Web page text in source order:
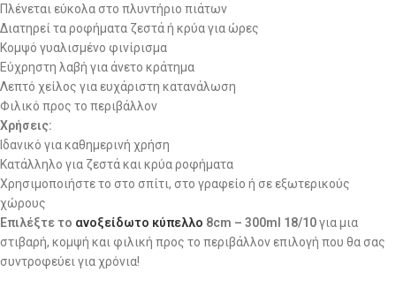
Πλένεται εύκολα στο πλυντήριο πιάτων
Διατηρεί τα ροφήματα ζεστά ή κρύα για ώρες
Κομψό γυαλισμένο φινίρισμα
Εύχρηστη λαβή για άνετο κράτημα
Λεπτό χείλος για ευχάριστη κατανάλωση
Φιλικό προς το περιβάλλον
Χρήσεις:
Ιδανικό για καθημερινή χρήση
Κατάλληλο για ζεστά και κρύα ροφήματα
Χρησιμοποιήστε το στο σπίτι, στο γραφείο ή σε εξωτερικούς
χώρους
Επιλέξτε το ανοξείδωτο κύπελλο 8cm – 300ml 18/10για μια
στιβαρή, κομψή και φιλική προς το περιβάλλον επιλογή που θα σας
συντροφεύει για χρόνια!